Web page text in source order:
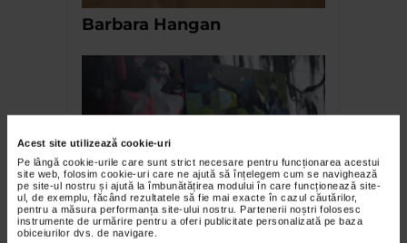
Acest site utilizează cookie-uri
Pe lângă cookie-urile care sunt strict necesare pentru funcționarea acestui
site web, folosim cookie-uri care ne ajută să înțelegem cum se navighează
pe site-ul nostru și ajută la îmbunătățirea modului în care funcționează site-
ul, de exemplu, făcând rezultatele să fie mai exacte în cazul căutărilor,
pentru a măsura performanța site-ului nostru. Partenerii noștri folosesc
instrumente de urmărire pentru a oferi publicitate personalizată pe baza
obiceiurilor dvs. de navigare.
Barbara Hangan
Liviu Mihai, spontaneitate si
emotie